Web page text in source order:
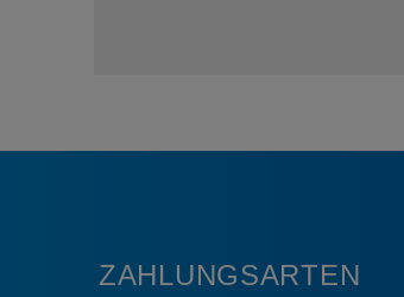
ZAHLUNGSARTEN